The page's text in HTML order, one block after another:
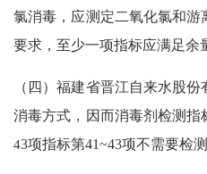
氯消毒 ，应测定二氧化氯和
要求，至少一项指标应满足余
（四）福建省晋江自来水 股份
消毒方式，因而消毒剂 检测指
43项指标第41~43项不需要检测